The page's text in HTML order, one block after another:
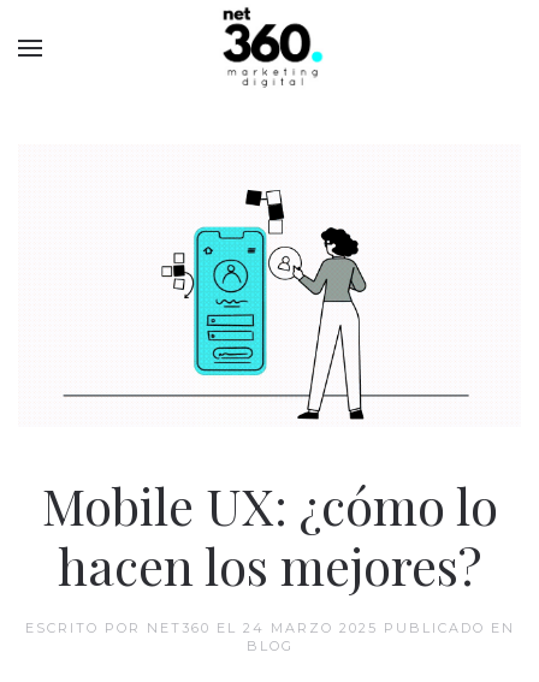
Mobile UX: ¿cómo lo
hacen los mejores?
ESCRITO POR NET360 EL 24 MARZO 2025 PUBLICADO EN
BLOG